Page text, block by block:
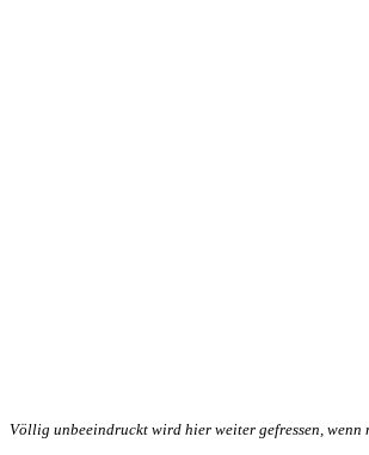
Völlig unbeeindruckt wird hier weiter gefressen, wenn